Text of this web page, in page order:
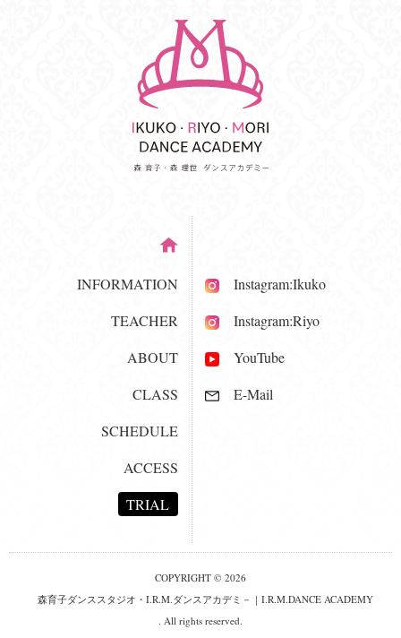
INFORMATION
TEACHER
ABOUT
CLASS
SCHEDULE
ACCESS
TRIAL
Instagram:Ikuko
Instagram:Riyo
YouTube
E-Mail
COPYRIGHT © 2026
森育子ダンススタジオ・I.R.M.ダンスアカデミ－｜I.R.M.DANCE ACADEMY
. All rights reserved.